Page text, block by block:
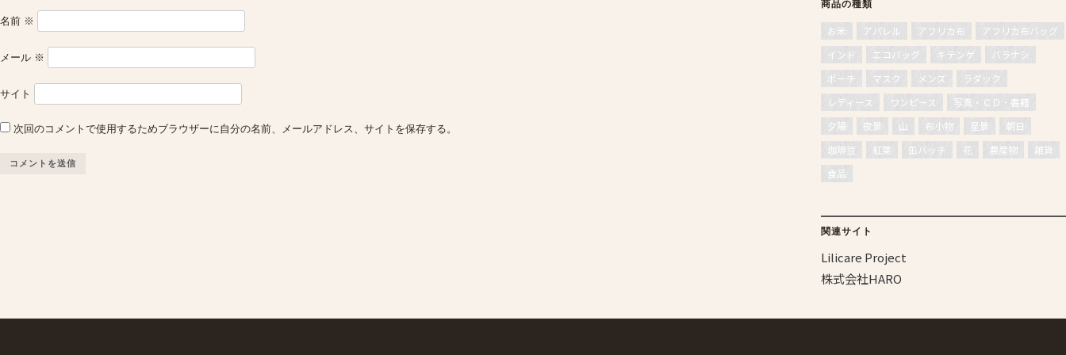
名前 ※
メール ※
サイト
次回のコメントで使用するためブラウザーに自分の名前、メールアドレス、サイトを保存する。
商品の種類
お米 アパレル アフリカ布
アフリカ布バッグ
インド
エコバッグ キテンゲ
バラナシ
ポーチ
マスク メンズ
ラダック
レディース
ワンピース
写真・ＣＤ・書籍
夕陽
夜景 山 布小物 星景
朝日
珈琲豆
紅葉 缶バッチ 花 農産物
雑貨
食品
関連サイト
Lilicare Project
株式会社HARO